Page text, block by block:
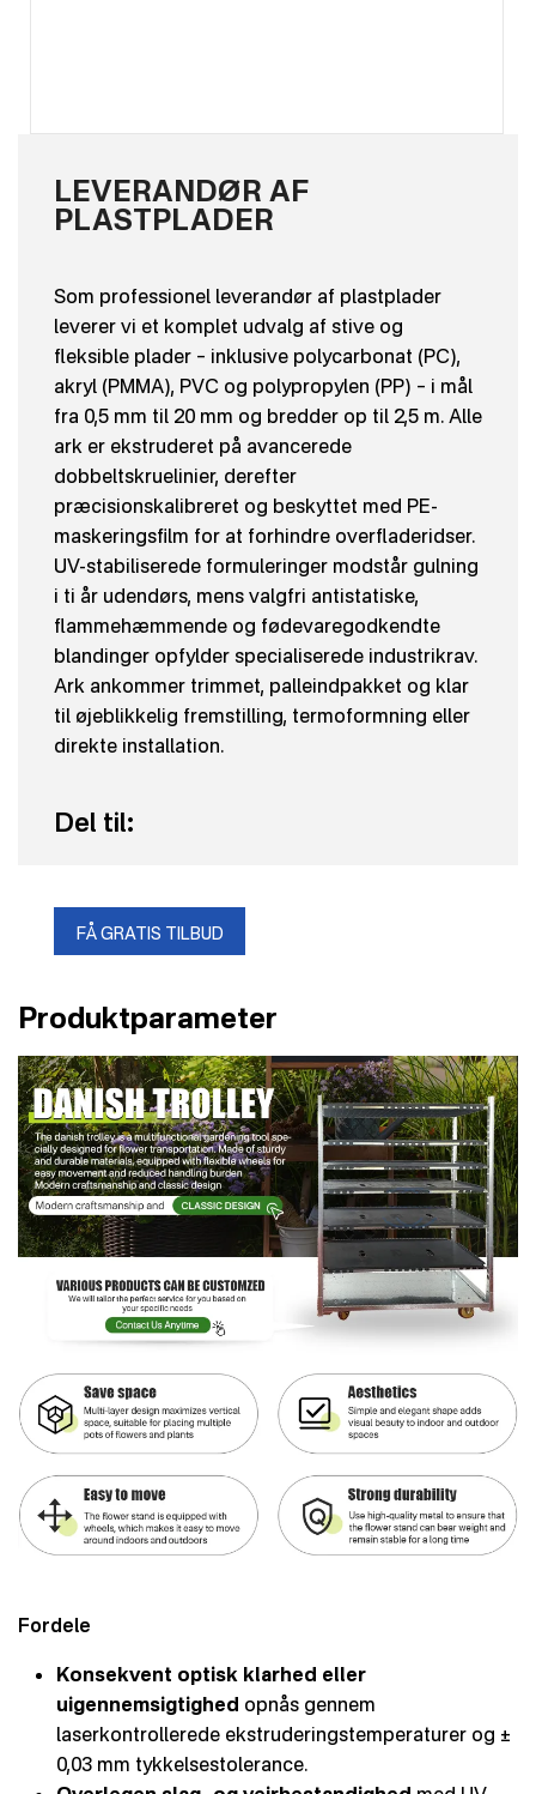
LEVERANDØR AF
PLASTPLADER
Som professionel leverandør af plastplader
leverer vi et komplet udvalg af stive og
fleksible plader – inklusive polycarbonat (PC),
akryl (PMMA), PVC og polypropylen (PP) – i mål
fra 0,5 mm til 20 mm og bredder op til 2,5 m. Alle
ark er ekstruderet på avancerede
dobbeltskruelinier, derefter
præcisionskalibreret og beskyttet med PE-
maskeringsfilm for at forhindre overfladeridser.
UV-stabiliserede formuleringer modstår gulning
i ti år udendørs, mens valgfri antistatiske,
flammehæmmende og fødevaregodkendte
blandinger opfylder specialiserede industrikrav.
Ark ankommer trimmet, palleindpakket og klar
til øjeblikkelig fremstilling, termoformning eller
direkte installation.
Del til:
FÅ GRATIS TILBUD
Produktparameter
Fordele
Konsekvent optisk klarhed eller
uigennemsigtighed opnås gennem
laserkontrollerede ekstruderingstemperaturer og ±
0,03 mm tykkelsestolerance.